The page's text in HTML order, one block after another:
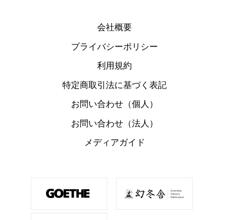
会社概要
プライバシーポリシー
利用規約
特定商取引法に基づく表記
お問い合わせ（個人）
お問い合わせ（法人）
メディアガイド